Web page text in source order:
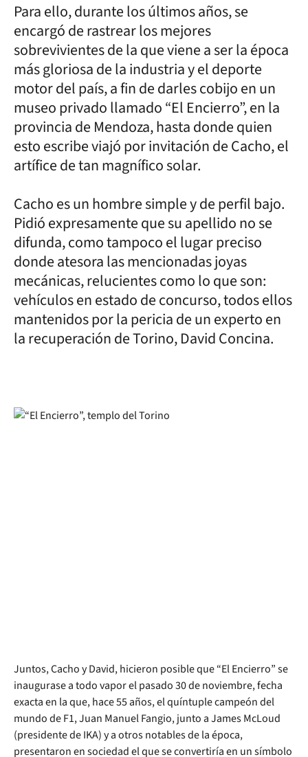
Para ello, durante los últimos años, se
encargó de rastrear los mejores
sobrevivientes de la que viene a ser la época
más gloriosa de la industria y el deporte
motor del país, a fin de darles cobijo en un
museo privado llamado “El Encierro”, en la
provincia de Mendoza, hasta donde quien
esto escribe viajó por invitación de Cacho, el
artífice de tan magnífico solar.
Cacho es un hombre simple y de perfil bajo.
Pidió expresamente que su apellido no se
difunda, como tampoco el lugar preciso
donde atesora las mencionadas joyas
mecánicas, relucientes como lo que son:
vehículos en estado de concurso, todos ellos
mantenidos por la pericia de un experto en
la recuperación de Torino, David Concina.
Juntos, Cacho y David, hicieron posible que “El Encierro” se
inaugurase a todo vapor el pasado 30 de noviembre, fecha
exacta en la que, hace 55 años, el quíntuple campeón del
mundo de F1, Juan Manuel Fangio, junto a James McLoud
(presidente de IKA) y a otros notables de la época,
presentaron en sociedad el que se convertiría en un símbolo